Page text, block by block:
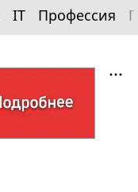
IT Профессия